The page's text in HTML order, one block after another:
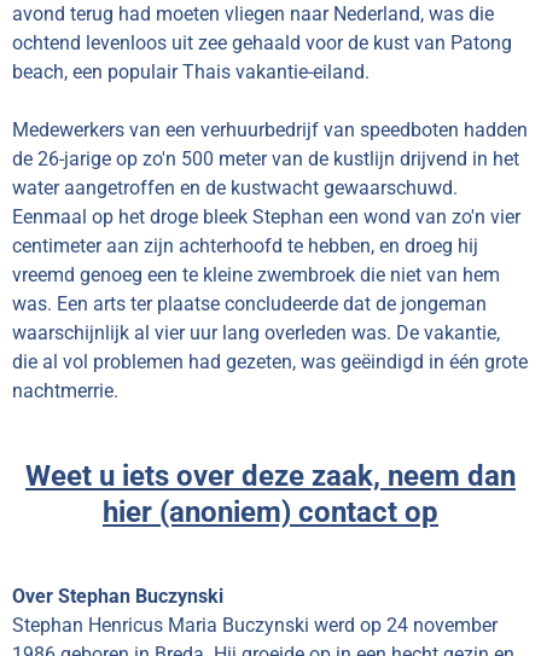
avond terug had moeten vliegen naar Nederland, was die
ochtend levenloos uit zee gehaald voor de kust van Patong
beach, een populair Thais vakantie-eiland.
Medewerkers van een verhuurbedrijf van speedboten hadden
de 26-jarige op zo'n 500 meter van de kustlijn drijvend in het
water aangetroffen en de kustwacht gewaarschuwd.
Eenmaal op het droge bleek Stephan een wond van zo'n vier
centimeter aan zijn achterhoofd te hebben, en droeg hij
vreemd genoeg een te kleine zwembroek die niet van hem
was. Een arts ter plaatse concludeerde dat de jongeman
waarschijnlijk al vier uur lang overleden was. De vakantie,
die al vol problemen had gezeten, was geëindigd in één grote
nachtmerrie.
Weet u iets over deze zaak, neem dan
hier (anoniem) contact op
Over Stephan Buczynski
Stephan Henricus Maria Buczynski werd op 24 november